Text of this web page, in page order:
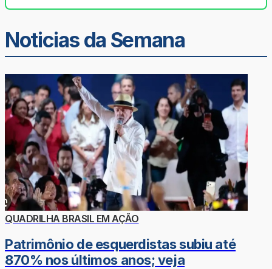
Noticias da Semana
QUADRILHA BRASIL EM AÇÃO
Patrimônio de esquerdistas subiu até
870% nos últimos anos; veja